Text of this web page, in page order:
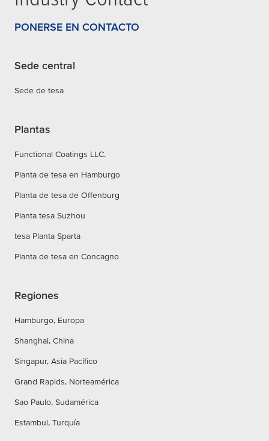
PONERSE EN CONTACTO
Sede central
Sede de tesa
Plantas
Functional Coatings LLC.
Planta de tesa en Hamburgo
Planta de tesa de Offenburg
Planta tesa Suzhou
tesa Planta Sparta
Planta de tesa en Concagno
Regiones
Hamburgo, Europa
Shanghai, China
Singapur, Asia Pacífico
Grand Rapids, Norteamérica
Sao Paulo, Sudamérica
Estambul, Turquía